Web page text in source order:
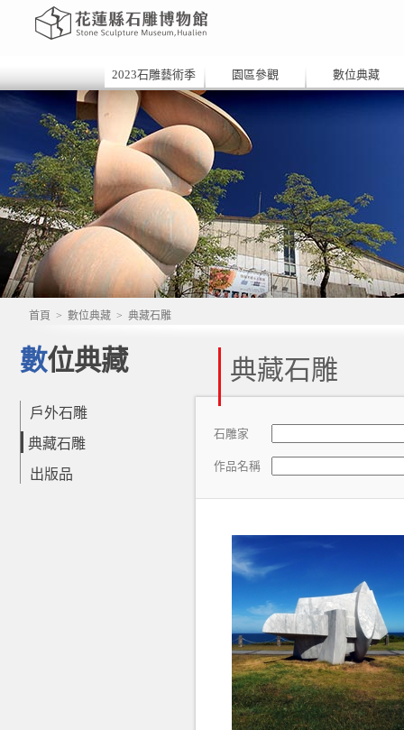
2023石雕藝術季 園區參觀 數位典藏
首頁 > 數位典藏 > 典藏石雕
數位典藏
戶外石雕
典藏石雕
出版品
典藏石雕
石雕家
作品名稱